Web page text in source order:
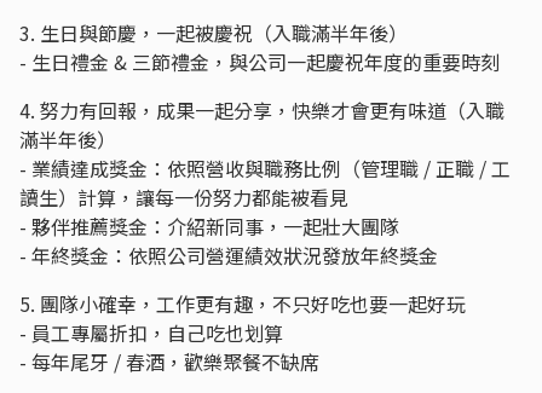
3. 生日與節慶，一起被慶祝（入職滿半年後）
- 生日禮金 & 三節禮金，與公司一起慶祝年度的重要時刻
4. 努力有回報，成果一起分享，快樂才會更有味道（入職
滿半年後）
- 業績達成獎金：依照營收與職務比例（管理職 / 正職 / 工
讀生）計算，讓每一份努力都能被看見
- 夥伴推薦獎金：介紹新同事，一起壯大團隊
- 年終獎金：依照公司營運績效狀況發放年終獎金
5. 團隊小確幸，工作更有趣，不只好吃也要一起好玩
- 員工專屬折扣，自己吃也划算
- 每年尾牙 / 春酒，歡樂聚餐不缺席